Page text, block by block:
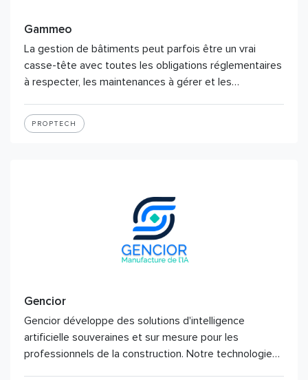
Gammeo
La gestion de bâtiments peut parfois être un vrai
casse-tête avec toutes les obligations réglementaires
à respecter, les maintenances à gérer et les…
PROPTECH
Gencior
Gencior développe des solutions d'intelligence
artificielle souveraines et sur mesure pour les
professionnels de la construction. Notre technologie…